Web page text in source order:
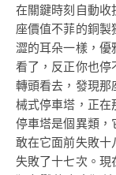
在關鍵時刻自動收
座價值不菲的銅
澀的耳朵一樣，優
看了，反正你也停
轉頭看去，發現那
械式停車塔，正在
停車塔是個異類，
敢在它面前失敗十
失敗了十七次。現